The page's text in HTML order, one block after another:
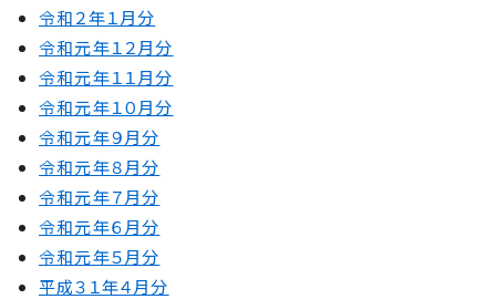
令和２年１月分
令和元年１２月分
令和元年１１月分
令和元年１０月分
令和元年９月分
令和元年８月分
令和元年７月分
令和元年６月分
令和元年５月分
平成３１年４月分